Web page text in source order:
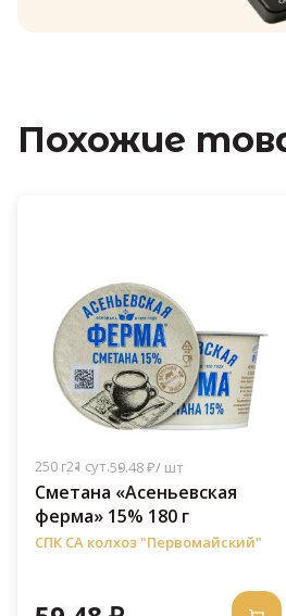
Похожие
250 г21 сут.59.48 ₽/ шт
Сметана «Асеньевская
ферма» 15% 180 г
СПК СА колхоз "Первомайский"